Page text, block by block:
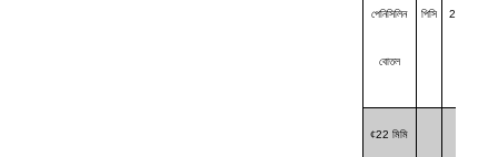
পেনিসিলিন
বোতল
পিসি 285
¢22 মিমি